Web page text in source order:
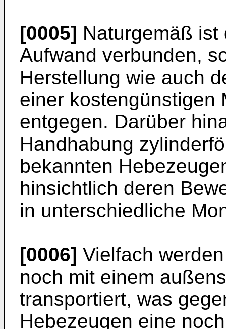
[0005] Naturgemäß
Aufwand verbunden,
Herstellung wie auch
einer kostengünstigen
entgegen. Darüber
Handhabung
bekannten
hinsichtlich deren
in unterschiedliche
[0006] Vielfach
noch mit einem
transportiert, was
Hebezeugen eine